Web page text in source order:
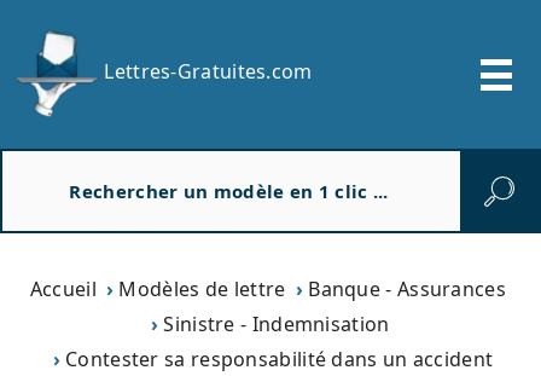
Lettres-Gratuites.com
Accueil Modèles de lettre
Banque - Assurances
Sinistre - Indemnisation
Contester sa responsabilité dans un accident